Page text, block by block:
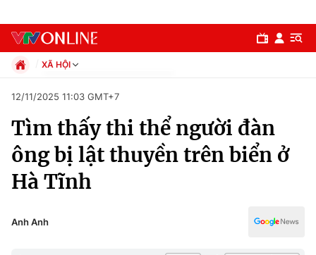
Chuyên mục
Chính trị
XÃ HỘI
Xã hội
Pháp luật
Thể thao
Truyền hình
12/11/2025 11:03 GMT+7
Tìm thấy thi thể người đàn
ông bị lật thuyền trên biển ở
Hà Tĩnh
Anh Anh